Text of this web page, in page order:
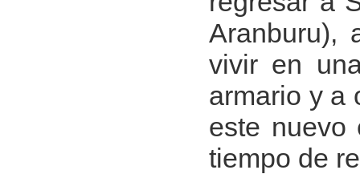
Aranburu),
vivir en
armario y a
este nuevo
tiempo de